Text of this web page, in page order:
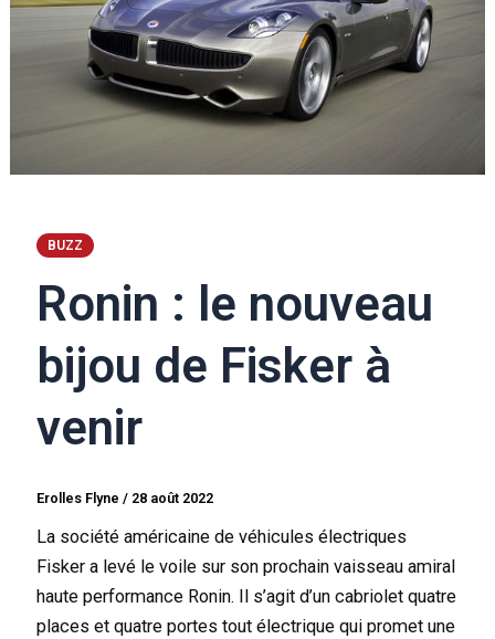
BUZZ
Ronin : le nouveau
bijou de Fisker à
venir
Erolles Flyne/ 28 août 2022
La société américaine de véhicules électriques
Fisker a levé le voile sur son prochain vaisseau amiral
haute performance Ronin. Il s’agit d’un cabriolet quatre
places et quatre portes tout électrique qui promet une